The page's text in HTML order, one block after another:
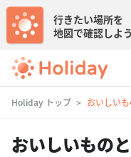
行きたい場所を
地図で確認しよう
Holiday トップ おいしい
おいしいもの